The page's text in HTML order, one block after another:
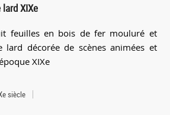
XIXe
feuilles en bois de fer mouluré et
lard décorée de scènes animées et
XIXe
siècle